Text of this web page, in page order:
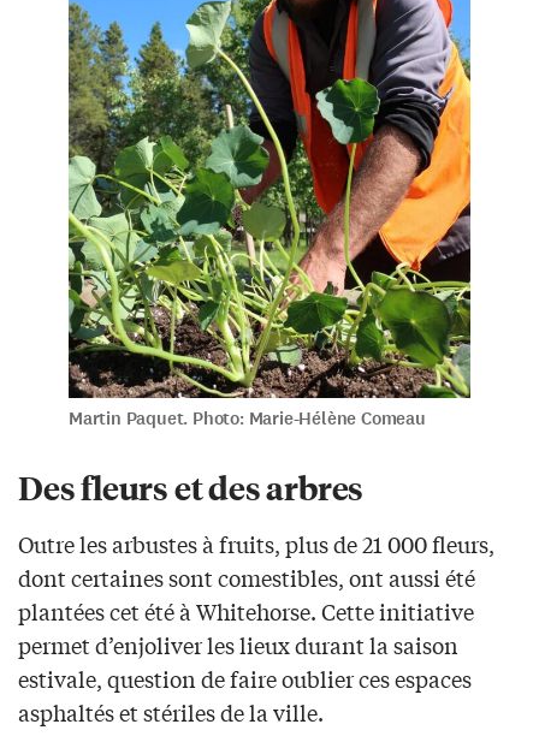
Martin Paquet. Photo: Marie-Hélène Comeau
Des fleurs et des arbres
Outre les arbustes à fruits, plus de 21 000 fleurs,
dont certaines sont comestibles, ont aussi été
plantées cet été à Whitehorse. Cette initiative
permet d’enjoliver les lieux durant la saison
estivale, question de faire oublier ces espaces
asphaltés et stériles de la ville.